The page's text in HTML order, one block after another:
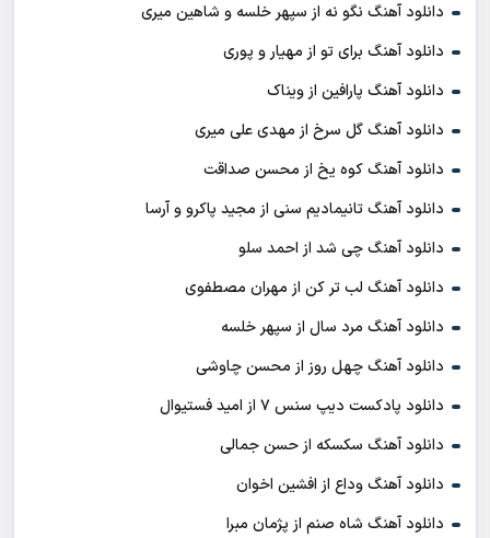
دانلود آهنگ نگو نه از سپهر خلسه و شاهین میری
دانلود آهنگ برای تو از مهیار و پوری
دانلود آهنگ پارافین از ویناک
دانلود آهنگ گل سرخ از مهدی علی میری
دانلود آهنگ کوه یخ از محسن صداقت
دانلود آهنگ تانیمادیم سنی از مجید پاکرو و آرسا
دانلود آهنگ چی شد از احمد سلو
دانلود آهنگ لب تر کن از مهران مصطفوی
دانلود آهنگ مرد سال از سپهر خلسه
دانلود آهنگ چهل روز از محسن چاوشی
دانلود پادکست ديپ سنس ۷ از اميد فستيوال
دانلود آهنگ سکسکه از حسن جمالی
دانلود آهنگ وداع از افشين اخوان
دانلود آهنگ شاه صنم از پژمان مبرا